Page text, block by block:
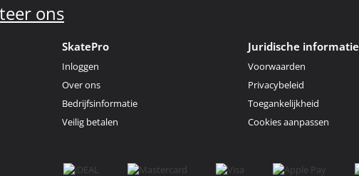
ons
SkatePro
Inloggen
Over ons
Bedrijfsinformatie
Veilig betalen
Juridische informatie
Voorwaarden
Privacybeleid
Toegankelijkheid
Cookies aanpassen